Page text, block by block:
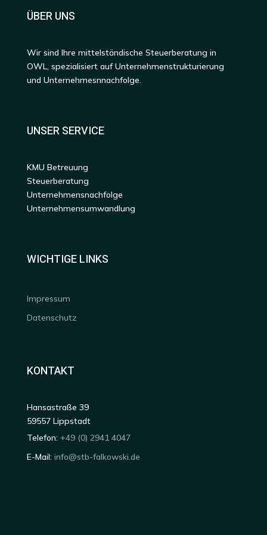
ÜBER UNS
Wir sind Ihre mittelständische Steuerberatung in
OWL, spezialisiert auf Unternehmenstrukturierung
und Unternehmesnnachfolge.
UNSER SERVICE
KMU Betreuung
Steuerberatung
Unternehmensnachfolge
Unternehmensumwandlung
WICHTIGE LINKS
Impressum
Datenschutz
KONTAKT
Hansastraße 39
59557 Lippstadt
Telefon: +49 (0) 2941 4047
E-Mail: info@stb-falkowski.de